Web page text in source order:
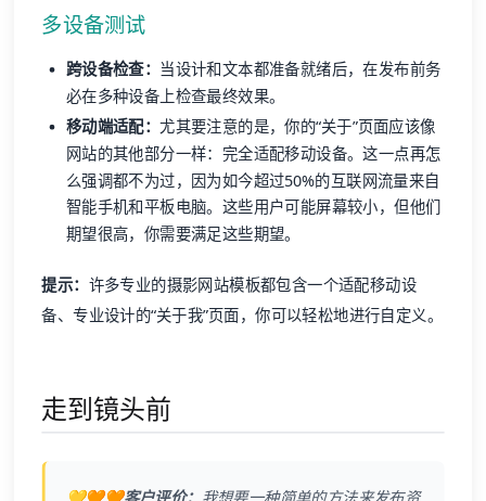
多设备测试
跨设备检查： 当设计和文本都准备就绪后，在发布前务
必在多种设备上检查最终效果。
移动端适配：尤其要注意的是，你的“关于”页面应该像
网站的其他部分一样：完全适配移动设备。这一点再怎
么强调都不为过，因为如今超过50%的互联网流量来自
智能手机和平板电脑。这些用户可能屏幕较小，但他们
期望很高，你需要满足这些期望。
提示： 许多专业的摄影网站模板都包含一个适配移动设
备、专业设计的“关于我”页面，你可以轻松地进行自定义。
走到镜头前